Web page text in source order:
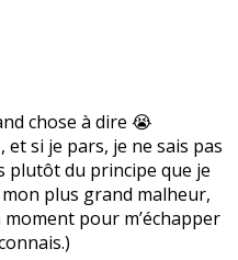
chose à dire 😭
et si je pars, je ne sais pas
plutôt du principe que je
plus grand malheur,
moment pour m’échapper